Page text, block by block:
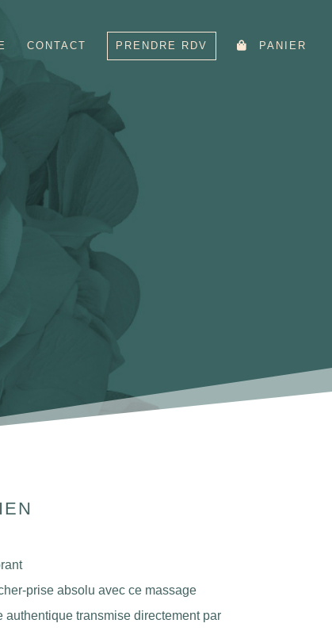
CONTACT PRENDRE RDV PANIER
prise absolu avec ce massage
transmise directement par